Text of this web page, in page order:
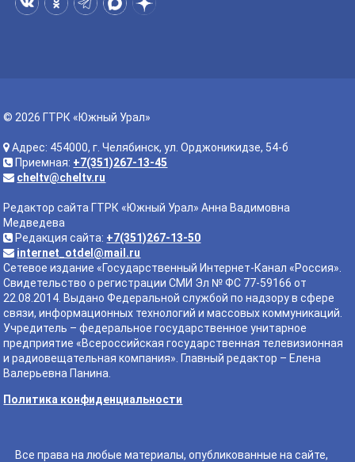
© 2026 ГТРК «Южный Урал»
Адрес: 454000, г. Челябинск, ул. Орджоникидзе, 54-б
Приемная: +7(351)267-13-45
cheltv@cheltv.ru
Редактор сайта ГТРК «Южный Урал» Анна Вадимовна
Медведева
Редакция сайта: +7(351)267-13-50
internet_otdel@mail.ru
Сетевое издание «Государственный Интернет-Канал «Россия».
Свидетельство о регистрации СМИ Эл № ФС 77-59166 от
22.08.2014. Выдано Федеральной службой по надзору в сфере
связи, информационных технологий и массовых коммуникаций.
Учредитель – федеральное государственное унитарное
предприятие «Всероссийская государственная телевизионная
и радиовещательная компания». Главный редактор – Елена
Валерьевна Панина.
Политика конфиденциальности
Все права на любые материалы, опубликованные на сайте,